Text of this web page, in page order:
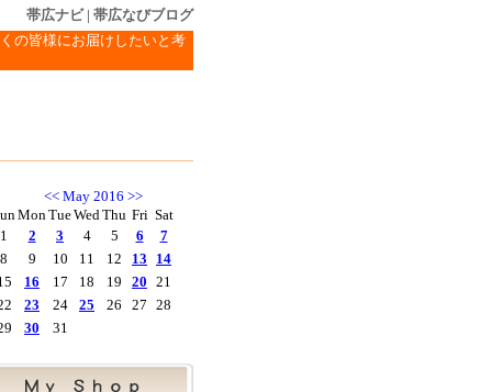
帯広ナビ| 帯広なびブログ
の皆様にお届けしたいと考
<< May 2016 >>
MonTueWedThu Fri Sat
1
2 3 4 5 6
7
8
9 10 11 12 13
14
16 17 18 19 20
21
23 24 25 26 27
28
30 31